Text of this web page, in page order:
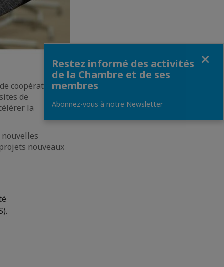
coopération
de
la
nouvelles
nouveaux
Restez informé des activités
de la Chambre et de ses
membres
Abonnez-vous à notre Newsletter